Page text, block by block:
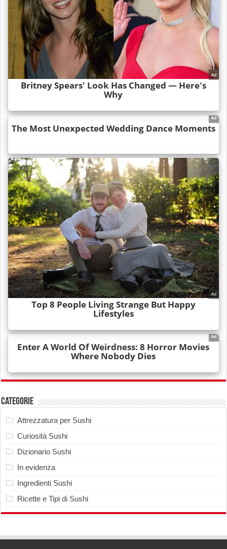
Categorie
Attrezzatura per Sushi
Curiosità Sushi
Dizionario Sushi
In evidenza
Ingredienti Sushi
Ricette e Tipi di Sushi